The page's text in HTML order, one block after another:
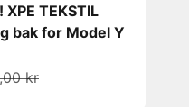
XPE TEKSTIL
bak for Model Y
kr